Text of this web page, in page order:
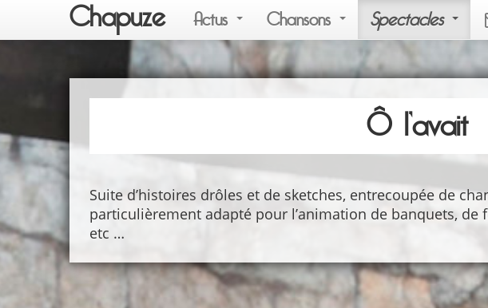
Chapuze Actus Chansons Spectacles
Ô l’avait
Suite d’histoires drôles et de sketches, entrecoupée de
particulièrement adapté pour l’animation de banquets, de
etc …